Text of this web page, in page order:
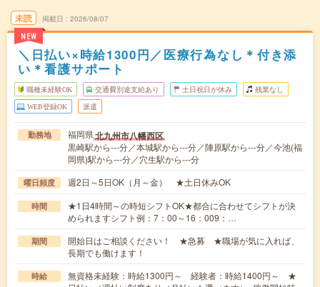
未読
NEW
掲載日 2026/08/07
＼日払い×時給1300円／医療行為なし＊付き添
い＊看護サポート
職種未経験OK 交通費別途支給あり 土日祝日が休み 残業なし
WEB登録OK 派遣
勤務地 福岡県北九州市八幡西区
黒崎駅から---分／本城駅から---分／陣原駅から---分／今池(福
岡県)駅から---分／穴生駅から---分
曜日頻度 週2日～5日OK（月～金） ★土日休みOK
時間
★1日4時間～の時短シフトOK★都合に合わせてシフトが決
められますシフト例：7：00～16：009：…
期間
開始日はご相談ください！ ★急募 ★職場が気に入れば、
長期でも働けます！
時給
無資格未経験：時給1300円～ 経験者：時給1400円～ ★